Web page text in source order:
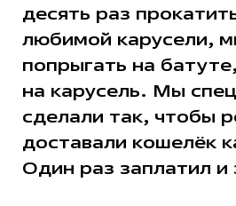
десять раз
любимой карусели,
попрыгать на
на карусель. Мы
сделали так, чтобы
доставали кошелёк
Один раз заплатил и